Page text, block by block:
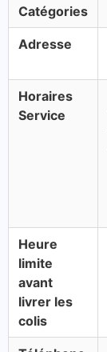
Catégories
Adresse
Horaires
Service
Heure
limite
avant
livrer les
colis